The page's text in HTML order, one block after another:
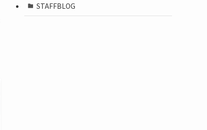
STAFFBLOG